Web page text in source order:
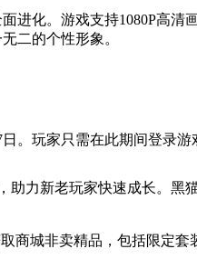
进化。游戏支持1080P高
二的个性形象。
。玩家只需在此期间登录
助力新老玩家快速成长。
城非卖精品，包括限定套